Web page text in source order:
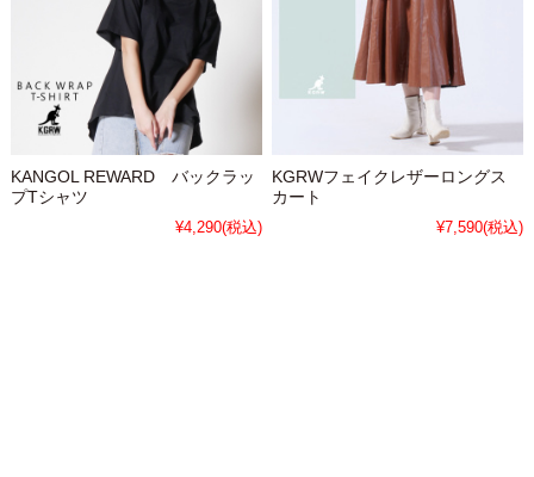
KANGOL REWARD バックラッ
プTシャツ
¥4,290(税込)
KGRWフェイクレザーロングス
カート
¥7,590(税込)